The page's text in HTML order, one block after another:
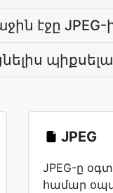
էջը
JPEG
JPEG-ը
համար